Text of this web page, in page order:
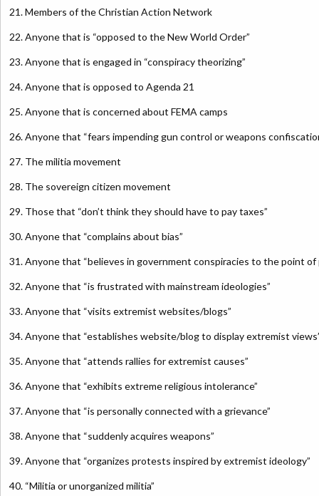
21. Members of the Christian Action Network
22. Anyone that is “opposed to the New World Order”
23. Anyone that is engaged in “conspiracy theorizing”
24. Anyone that is opposed to Agenda 21
25. Anyone that is concerned about FEMA camps
26. Anyone that “fears impending gun control or weapons
27. The militia movement
28. The sovereign citizen movement
29. Those that “don’t think they should have to pay taxes”
30. Anyone that “complains about bias”
31. Anyone that “believes in government conspiracies to the point of
32. Anyone that “is frustrated with mainstream ideologies”
33. Anyone that “visits extremist websites/blogs”
34. Anyone that “establishes website/blog to display extremist
35. Anyone that “attends rallies for extremist causes”
36. Anyone that “exhibits extreme religious intolerance”
37. Anyone that “is personally connected with a grievance”
38. Anyone that “suddenly acquires weapons”
39. Anyone that “organizes protests inspired by extremist ideology”
40. “Militia or unorganized militia”